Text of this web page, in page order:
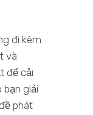
đi kèm
và
để cải
bạn giải
phát